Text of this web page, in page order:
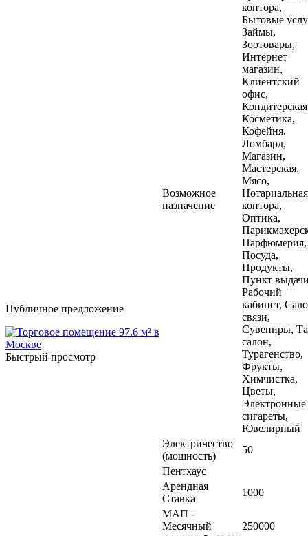
Публичное предложение
Быстрый просмотр
Возможное
назначение
контора,
Бытовые
Займы,
Зоотовары,
Интернет
магазин,
Клиентский
офис,
Косметика,
Кофейня,
Ломбард,
Магазин,
Мастерская,
Мясо,
Нотариальная
контора,
Оптика,
Парфюмерия,
Посуда,
Продукты,
Пункт
Рабочий
кабинет,
связи,
Сувениры,
салон,
Турагенство,
Фрукты,
Химчистка,
Цветы,
Электронные
сигареты,
Ювелирный
Электричество
(мощность)
50
Пентхаус
Арендная
Ставка
1000
МАП -
Месячный
250000